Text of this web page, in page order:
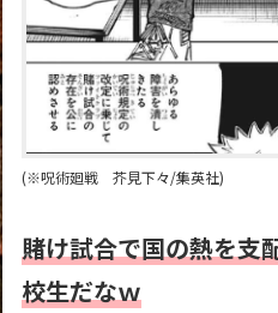
(※呪術廻戦 芥見下々/集英社)
賭け試合で国の熱を支
校生だなｗ